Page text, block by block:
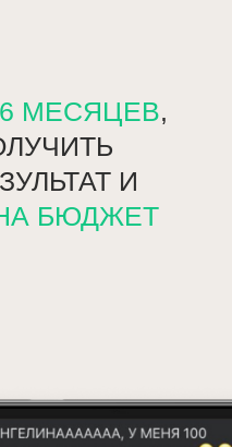
6 МЕСЯЦЕВ,
И
БЮДЖЕТ